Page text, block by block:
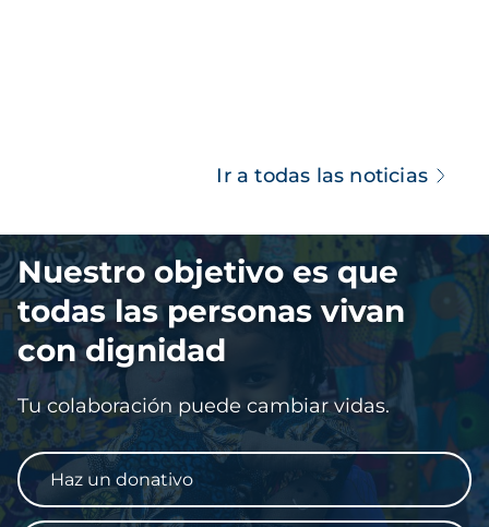
Ir a todas las noticias
Imagen
Nuestro objetivo es que
todas las personas vivan
con dignidad
Tu colaboración puede cambiar vidas.
Haz un donativo